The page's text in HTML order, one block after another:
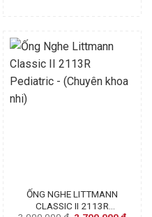
ỐNG NGHE LITTMANN
CLASSIC II 2113R